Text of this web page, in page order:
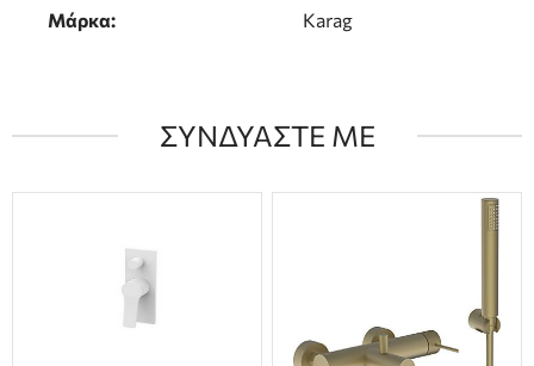
Μάρκα: Karag
ΣΥΝΔΥΑΣΤΕ ΜΕ